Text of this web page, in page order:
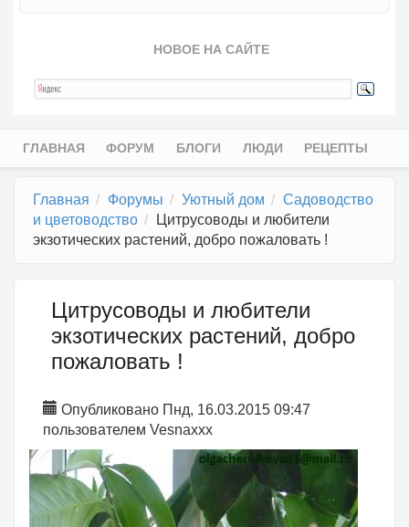
НОВОЕ НА САЙТЕ
Главное меню
ГЛАВНАЯ ФОРУМ БЛОГИ ЛЮДИ РЕЦЕПТЫ
Главная Форумы Уютный дом
Садоводство
и цветоводство
Цитрусоводы и любители
экзотических растений, добро пожаловать !
Цитрусоводы и любители
экзотических растений, добро
пожаловать !
Опубликовано Пнд, 16.03.2015 09:47
пользователем Vesnaxxx